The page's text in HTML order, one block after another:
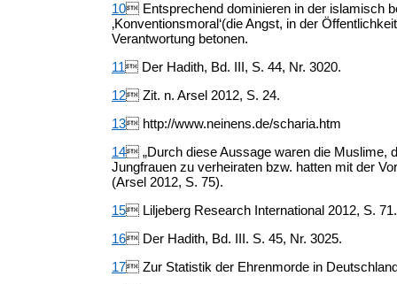
10 Entsprechend dominieren in der islamisch
‚Konventionsmoral‘(die Angst, in der
Verantwortung betonen.
11 Der Hadith, Bd. III, S. 44, Nr. 3020.
12 Zit. n. Arsel 2012, S. 24.
13 http://www.neinens.de/scharia.htm
14 „Durch diese Aussage waren die Muslime,
Jungfrauen zu verheiraten bzw. hatten mit der
(Arsel 2012, S. 75).
15 Liljeberg Research International 2012, S. 71.
16 Der Hadith, Bd. III. S. 45, Nr. 3025.
17 Zur Statistik der Ehrenmorde in